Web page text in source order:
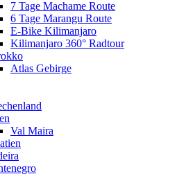
7 Tage Machame Route
6 Tage Marangu Route
E-Bike Kilimanjaro
Kilimanjaro 360° Radtour
Atlas Gebirge
Val Maira